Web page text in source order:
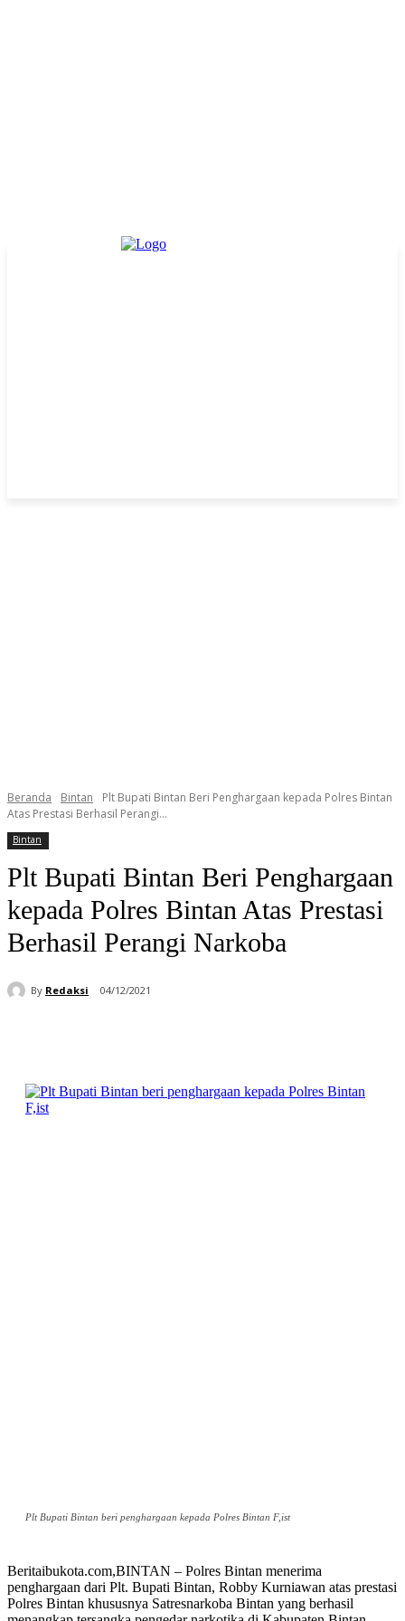
Beranda Bintan
Plt Bupati Bintan Beri Penghargaan kepada Polres Bintan
Atas Prestasi Berhasil Perangi...
Bintan
Plt Bupati Bintan Beri Penghargaan
kepada Polres Bintan Atas Prestasi
Berhasil Perangi Narkoba
By Redaksi 04/12/2021
Plt Bupati Bintan beri penghargaan kepada Polres Bintan F,ist
Beritaibukota.com,BINTAN – Polres Bintan menerima
penghargaan dari Plt. Bupati Bintan, Robby Kurniawan atas prestasi
Polres Bintan khususnya Satresnarkoba Bintan yang berhasil